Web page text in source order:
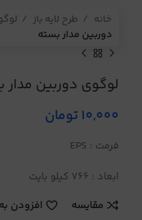
خانه طرح لایه باز
دوربین مدار بسته
لوگوی دوربین مدار
10,000تومان
فرمت : EPS
ابعاد : 766 کیلو بایت
مقایسه
افزودن